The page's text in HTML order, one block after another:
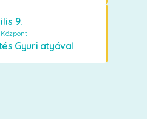
9.
Gyuri atyával